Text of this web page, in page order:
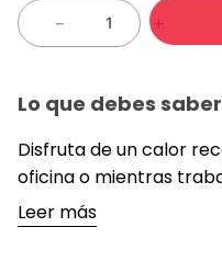
＋
－
Lo que debes
Disfruta de un calor
oficina o mientras
con esta cobija
Fabricada en suave
Leer más